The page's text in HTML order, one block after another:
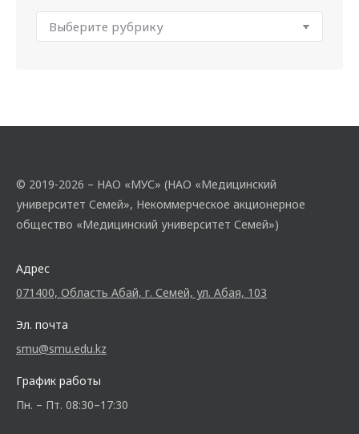
© 2019-2026 – НАО «МУС» (НАО «Медицинский
университет Семей», Некоммерческое акционерное
общество «Медицинский университет Семей»)
Адрес
071400, Область Абай, г. Семей, ул. Абая, 103
Эл. почта
smu@smu.edu.kz
График работы
Пн. – Пт. 08:30–17:30